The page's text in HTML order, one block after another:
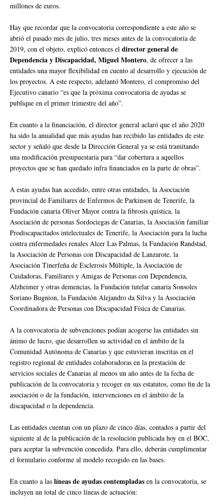
millones de euros.
Hay que recordar que la convocatoria correspondiente a este año se
abrió el pasado mes de julio, tres meses antes de la convocatoria de
2019, con el objeto, explicó entonces el director general de
Dependencia y Discapacidad, Miguel Montero, de ofrecer a las
entidades una mayor flexibilidad en cuento al desarrollo y ejecución de
los proyectos. A este respecto, adelantó Montero, el compromiso del
Ejecutivo canario “es que la próxima convocatoria de ayudas se
publique en el primer trimestre del año”.
En cuanto a la financiación, el director general aclaró que el año 2020
ha sido la anualidad que más ayudas han recibido las entidades de este
sector y señaló que desde la Dirección General ya se está tramitando
una modificación presupuestaria para “dar cobertura a aquellos
proyectos que se han quedado infra financiados en la parte de obras”.
A estas ayudas han accedido, entre otras entidades, la Asociación
provincial de Familiares de Enfermos de Parkinson de Tenerife, la
Fundación canaria Oliver Mayor contra la fibrosis quística, la
Asociación de personas Sordociegas de Canarias, la Asociación familiar
Prodiscapacitados intelectuales de Tenerife, la Asociación para la lucha
contra enfermedades renales Alcer Las Palmas, la Fundación Randstad,
la Asociación de Personas con Discapacidad de Lanzarote, la
Asociación Tinerfeña de Esclerosis Múltiple, la Asociación de
Cuidadoras, Familiares y Amigas de Personas con Dependencia,
Alzheimer y otras demencias, la Fundación tutelar canaria Sonsoles
Soriano Bugnion, la Fundación Alejandro da Silva y la Asociación
Coordinadora de Personas con Discapacidad Física de Canarias.
A la convocatoria de subvenciones podían acogerse las entidades sin
ánimo de lucro, que desarrollen su actividad en el ámbito de la
Comunidad Autónoma de Canarias y que estuvieran inscritas en el
registro regional de entidades colaboradoras en la prestación de
servicios sociales de Canarias al menos un año antes de la fecha de
publicación de la convocatoria y recoger en sus estatutos, como fin de la
asociación o de la fundación, intervenciones en el ámbito de la
discapacidad o la dependencia.
Las entidades cuentan con un plazo de cinco días, contados a partir del
siguiente al de la publicación de la resolución publicada hoy en el BOC,
para aceptar la subvención concedida. Para ello, deberán cumplimentar
el formulario conforme al modelo recogido en las bases.
En cuanto a las líneas de ayudas contempladas en la convocatoria, se
incluyen un total de cinco líneas de actuación: